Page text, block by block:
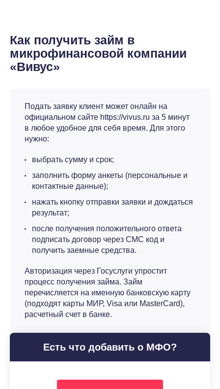
Как получить займ в
микрофинансовой компании
«Вивус»
Подать заявку клиент может онлайн на
официальном сайте https://vivus.ru за 5 минут
в любое удобное для себя время. Для этого
нужно:
выбрать сумму и срок;
заполнить форму анкеты (персональные и
контактные данные);
нажать кнопку отправки заявки и дождаться
результат;
после получения положительного ответа
подписать договор через СМС код и
получить заемные средства.
Авторизация через Госуслуги упростит
процесс получения займа. Займ
перечисляется на именную банковскую карту
(подходят карты МИР, Visa или MasterCard),
расчетный счет в банке.
Есть что добавить о МФО?